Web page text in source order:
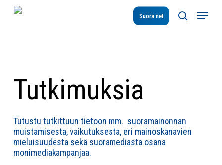
Suora.net
search
Menu
Tutkimuksia
Tutustu tutkittuun tietoon mm. suoramainonnan
muistamisesta, vaikutuksesta, eri mainoskanavien
mieluisuudesta sekä suoramediasta osana
monimediakampanjaa.